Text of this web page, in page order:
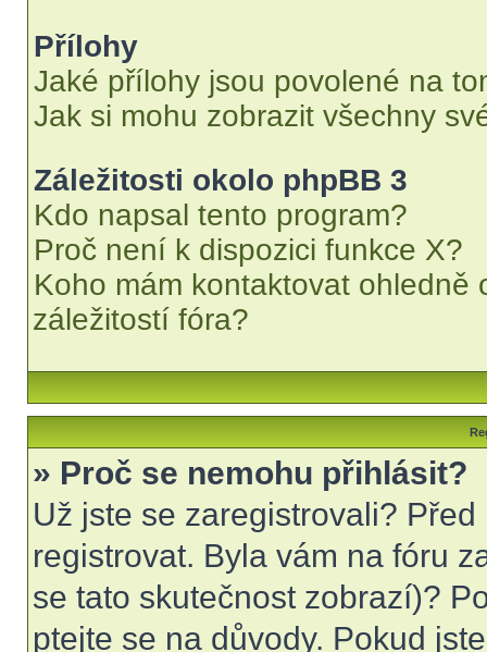
Přílohy
Jaké přílohy jsou povolené na
Jak si mohu zobrazit všechny
Záležitosti okolo phpBB 3
Kdo napsal tento program?
Proč není k dispozici funkce X?
Koho mám kontaktovat
záležitostí fóra?
» Proč se nemohu přihlásit?
Už jste se zaregistrovali?
registrovat. Byla vám na fóru
se tato skutečnost zobrazí)?
ptejte se na důvody. Pokud